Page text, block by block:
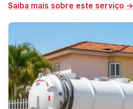
Saiba mais sobre este serviço →